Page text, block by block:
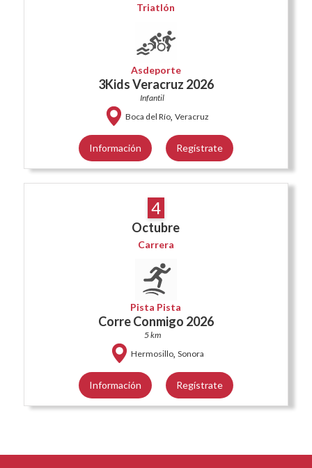
Triatlón
Asdeporte
3Kids Veracruz 2026
Infantil
Boca del Río, Veracruz
Información Regístrate
4
Octubre
Carrera
Pista Pista
Corre Conmigo 2026
5 km
Hermosillo, Sonora
Información Regístrate